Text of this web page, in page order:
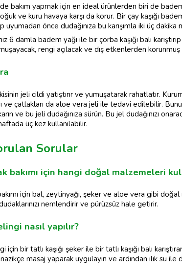
bakım yapmak için en ideal ürünlerden biri de
ve kuru havaya karşı da korur. Bir çay kaşığı
uyumadan önce dudağınıza bu karışımla iki üç dakika
6 damla badem yağı ile bir çorba kaşığı balı
rengi açılacak ve dış etkenlerden korunmuş
jeli cildi yatıştırır ve yumuşatarak rahatlatır.
ve çatlakları da aloe vera jeli ile tedavi edilebilir.
ve bu jeli dudağınıza sürün. Bu jel dudağınızı
üç kez kullanılabilir.
Sorular
bakımı için hangi doğal malzemeleri
için bal, zeytinyağı, şeker ve aloe vera gibi
nemlendirir ve pürüzsüz hale getirir.
nasıl yapılır?
bir tatlı kaşığı şeker ile bir tatlı kaşığı balı
masaj yaparak uygulayın ve ardından ılık su ile